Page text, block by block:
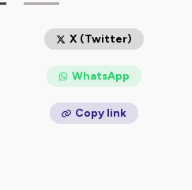
qui en soit inspirée.
notre tête, mais aussi à nos
ausha.co/politique-de-
d'informations.
X (Twitter)
WhatsApp
Copy link